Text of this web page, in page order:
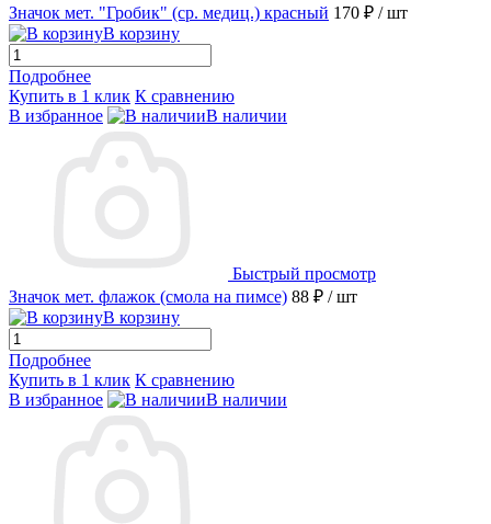
Значок мет. "Гробик" (ср. медиц.) красный 170 ₽ / шт
В корзину
Подробнее
Купить в 1 клик К сравнению
В избранное
В наличии
Быстрый просмотр
Значок мет. флажок (смола на пимсе) 88 ₽ / шт
В корзину
Подробнее
Купить в 1 клик К сравнению
В избранное
В наличии